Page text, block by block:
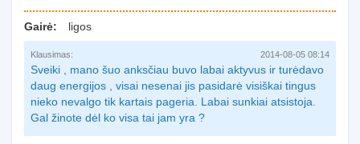
Gairė: ligos
Klausimas: 2014-08-05 08:14
Sveiki , mano šuo anksčiau buvo labai aktyvus ir turėdavo
daug energijos , visai nesenai jis pasidarė visiškai tingus
nieko nevalgo tik kartais pageria. Labai sunkiai atsistoja.
Gal žinote dėl ko visa tai jam yra ?